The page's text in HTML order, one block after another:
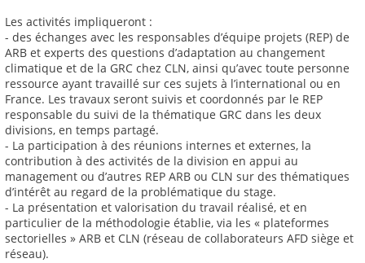
Les activités impliqueront :
- des échanges avec les responsables d’équipe projets (REP) de
ARB et experts des questions d’adaptation au changement
climatique et de la GRC chez CLN, ainsi qu’avec toute personne
ressource ayant travaillé sur ces sujets à l’international ou en
France. Les travaux seront suivis et coordonnés par le REP
responsable du suivi de la thématique GRC dans les deux
divisions, en temps partagé.
- La participation à des réunions internes et externes, la
contribution à des activités de la division en appui au
management ou d’autres REP ARB ou CLN sur des thématiques
d’intérêt au regard de la problématique du stage.
- La présentation et valorisation du travail réalisé, et en
particulier de la méthodologie établie, via les « plateformes
sectorielles » ARB et CLN (réseau de collaborateurs AFD siège et
réseau).